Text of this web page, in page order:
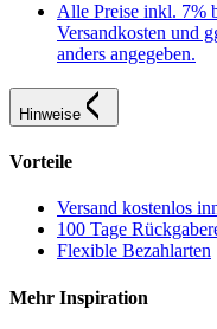
Alle Preise inkl. 7%
Versandkosten und
anders angegeben.
Hinweise
Vorteile
Versand kostenlos
100 Tage
Flexible Bezahlarten
Mehr Inspiration